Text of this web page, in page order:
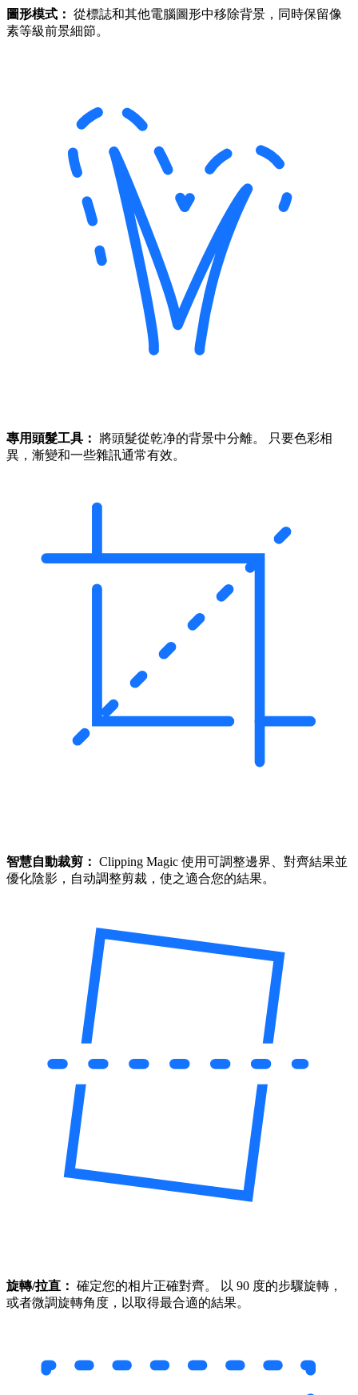
圖形模式： 從標誌和其他電腦圖形中移除背景，同時保留像
素等級前景細節。
專用頭髮工具： 將頭髮從乾净的背景中分離。 只要色彩相
異，漸變和一些雜訊通常有效。
智慧自動裁剪： Clipping Magic 使用可調整邊界、對齊結果並
優化陰影，自动調整剪裁，使之適合您的結果。
旋轉/拉直： 確定您的相片正確對齊。 以 90 度的步驟旋轉，
或者微調旋轉角度，以取得最合適的結果。